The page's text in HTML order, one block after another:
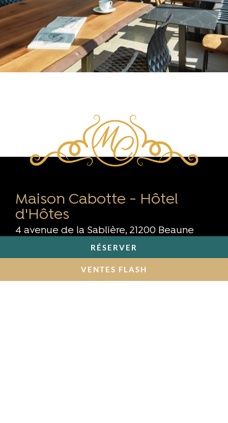
RÉSERVER
VENTES FLASH
Maison Cabotte - Hôtel
d'Hôtes
4 avenue de la Sablière, 21200 Beaune
welcome@maisoncabotte.com